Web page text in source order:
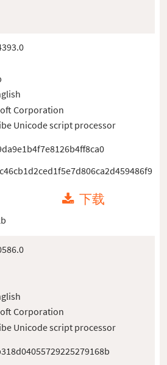
Corporation
Unicode script processor
下载
Corporation
Unicode script processor